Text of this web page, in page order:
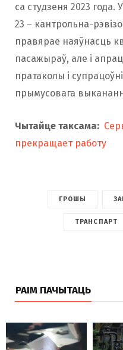
са студзеня 2023 года.
23 – кантрольна-
правярае наяўнасць
пасажыраў, але і
пратаколы і
прымусовага
Чытайце таксама:
прекращает работу
ГРОШЫ
ТРАНСПАРТ
РАІМ ПАЧЫТАЦЬ